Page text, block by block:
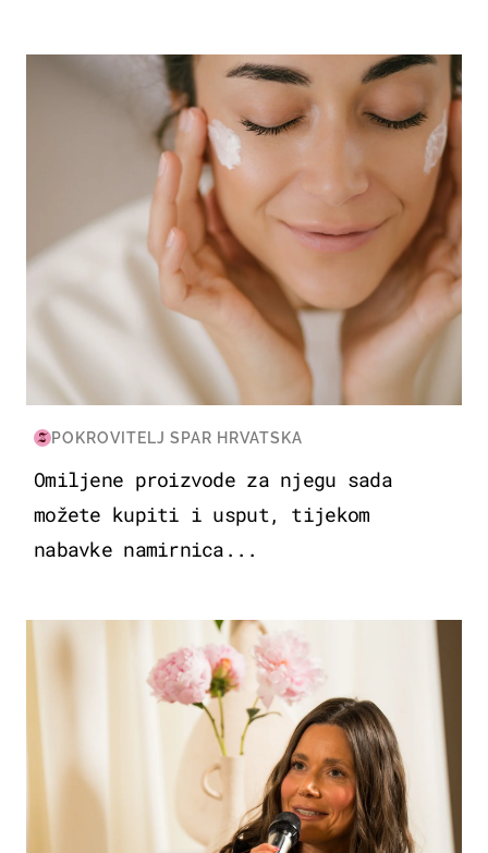
MODA & LJEPOTA
POKROVITELJ SPAR HRVATSKA
Omiljene proizvode za njegu sada
možete kupiti i usput, tijekom
nabavke namirnica...
MODA & LJEPOTA